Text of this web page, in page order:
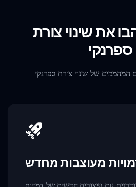
את שינוי צורת
ספרנקי
מעוצבות מחדש
עם עיצובים חדשים של דמויות